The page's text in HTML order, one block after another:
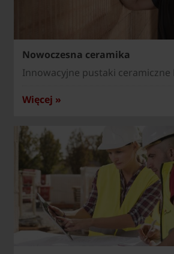
Nowoczesna ceramika
Innowacyjne pustaki
Więcej »